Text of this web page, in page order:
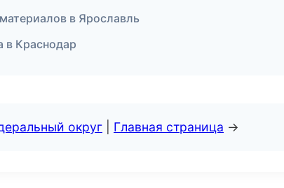
в Ярославль
в Краснодар
округ Главная страница →